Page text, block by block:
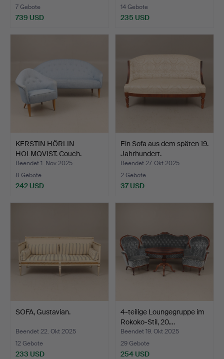
7 Gebote
739 USD
14 Gebote
235 USD
KERSTIN HÖRLIN
HOLMQVIST. Couch.
Sessel „L…
Beendet 1. Nov 2025
8 Gebote
242 USD
Ein Sofa aus dem späten 19.
Jahrhundert.
Beendet 27. Okt 2025
2 Gebote
37 USD
SOFA, Gustavian.
Beendet 22. Okt 2025
12 Gebote
233 USD
4-teilige Loungegruppe im
Rokoko-Stil, 20.…
Beendet 19. Okt 2025
29 Gebote
254 USD